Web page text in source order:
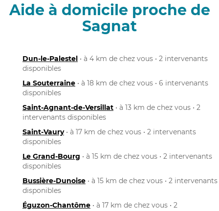
Aide à domicile proche de
Sagnat
Dun-le-Palestel • à 4 km de chez vous • 2 intervenants
disponibles
La Souterraine • à 18 km de chez vous • 6 intervenants
disponibles
Saint-Agnant-de-Versillat • à 13 km de chez vous • 2
intervenants disponibles
Saint-Vaury• à 17 km de chez vous • 2 intervenants
disponibles
Le Grand-Bourg • à 15 km de chez vous • 2 intervenants
disponibles
Bussière-Dunoise • à 15 km de chez vous • 2 intervenants
disponibles
Éguzon-Chantôme • à 17 km de chez vous • 2